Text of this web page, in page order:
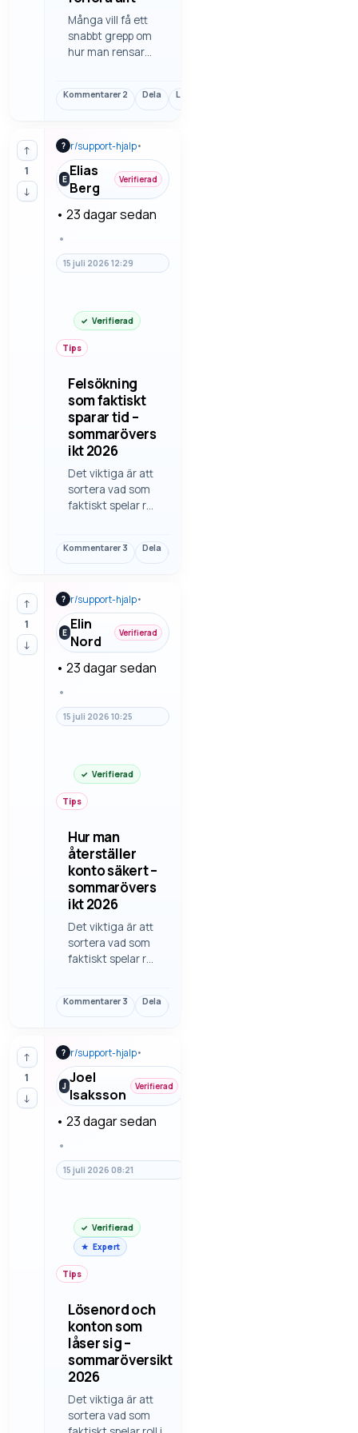
Många vill få ett
snabbt grepp om
hur man rensar
det enklare att
komma vidare. Vi
går igenom
felsökning steg för
steg så man slipper
gissa.
Kommentarer 2 Dela Länk
↑
1
↓
? r/support-hjalp•
E Elias
Berg
Verifierad
• 23 dagar sedan
•
15 juli 2026 12:29
Verifierad
Tips
Felsökning
som faktiskt
sparar tid –
sommarövers
ikt 2026
Det viktiga är att
sortera vad som
faktiskt spelar roll
tid. Det är ofta
rubriken eller den
första känslan. Vi
går igenom
felsökning steg
för steg så man…
Kommentarer 3 Dela
↑
1
↓
? r/support-hjalp•
E Elin
Nord
Verifierad
• 23 dagar sedan
•
15 juli 2026 10:25
Verifierad
Tips
Hur man
återställer
konto säkert –
sommarövers
ikt 2026
Det viktiga är att
sortera vad som
faktiskt spelar roll
säkert. Det är
bara rubriken eller
den första
känslan. Vi går
igenom
felsökning steg
Kommentarer 3 Dela
↑
1
↓
? r/support-hjalp•
J Joel
Isaksson
Verifierad
• 23 dagar sedan
•
15 juli 2026 08:21
Verifierad
Expert
Tips
Lösenord och
konton som
låser sig –
sommaröversikt
2026
Det viktiga är att
sortera vad som